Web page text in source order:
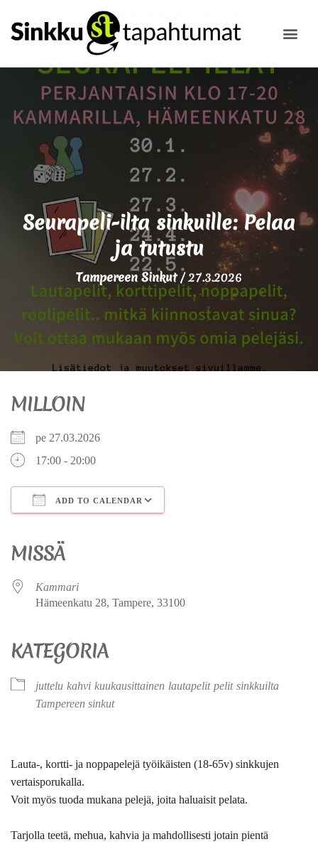
Seurapeli-ilta sinkuille: Pelaa
ja tutustu
Tampereen Sinkut/27.3.2026
MILLOIN
pe 27.03.2026
17:00 - 20:00
ADD TO CALENDAR
MISSÄ
Kammari
Hämeenkatu 28, Tampere, 33100
KATEGORIA
juttelu kahvi kuukausittainen lautapelit pelit sinkkuilta
Tampereen sinkut
Lauta-, kortti- ja noppapelejä työikäisten (18-65v) sinkkujen
vertaisporukalla.
Voit myös tuoda mukana pelejä, joita haluaisit pelata.
Tarjolla teetä, mehua, kahvia ja mahdollisesti jotain pientä